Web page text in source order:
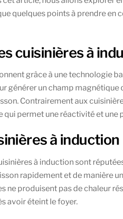
quelques points à prendre en
cuisinières à
grâce à une technologie
générer un champ
Contrairement aux
qui permet une réactivité et une
à induction
à induction sont
rapidement et de manière
ne produisent pas de chaleur
avoir éteint le foyer.